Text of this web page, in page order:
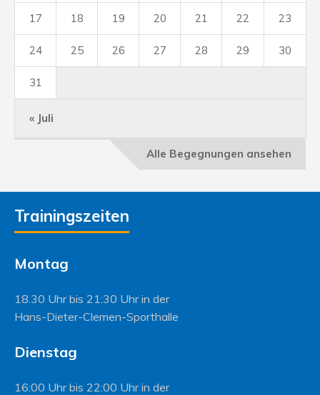
« Juli
17 18 19 20 21 22 23
24 25 26 27 28 29 30
31
Alle Begegnungen ansehen
Trainingszeiten
Montag
18.30 Uhr bis 21:30 Uhr in der
Hans-Dieter-Clemen-Sporthalle
Dienstag
16:00 Uhr bis 22:00 Uhr in der